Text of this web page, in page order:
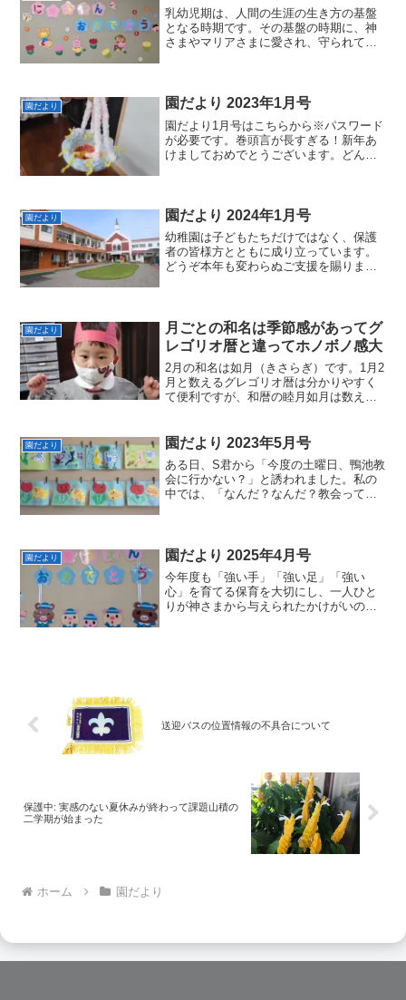
乳幼児期は、人間の生涯の生き方の基盤
となる時期です。その基盤の時期に、神
さまやマリアさまに愛され、守られてい
分を成長させる力を引き出しながら、お
ともだちと一緒に育んでいけるように見
守っていきたいと思います。
園だより 園だより 2023年1月号
園だより1月号はこちらから※パスワード
が必要です。巻頭言が長すぎる！新年あ
けましておめでとうございます。どんな
いのですが、先月号の原...
園だより 園だより 2024年1月号
幼稚園は子どもたちだけではなく、保護
者の皆様方とともに成り立っています。
どうぞ本年も変わらぬご支援を賜ります
しております。
園だより
月ごとの和名は季節感があってグ
レゴリオ暦と違ってホノボノ感大
2月の和名は如月（きさらぎ）です。1月2
月と数えるグレゴリオ暦は分かりやすく
て便利ですが、和暦の睦月如月は数える
きさらぎの由来は諸説あって、9つもの呼
び方がるそうです。...
園だより 園だより 2023年5月号
ある日、S君から「今度の土曜日、鴨池教
会に行かない？」と誘われました。私の
中では、「なんだ？なんだ？教会ってな
園だより 園だより 2025年4月号
今年度も「強い手」「強い足」「強い
心」を育てる保育を大切にし、一人ひと
りが神さまから与えられたかけがいのな
送迎バスの位置情報の不具合について
保護中: 実感のない夏休みが終わって課題山積の
二学期が始まった
ホーム 園だより